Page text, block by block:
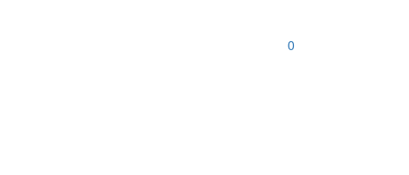
0